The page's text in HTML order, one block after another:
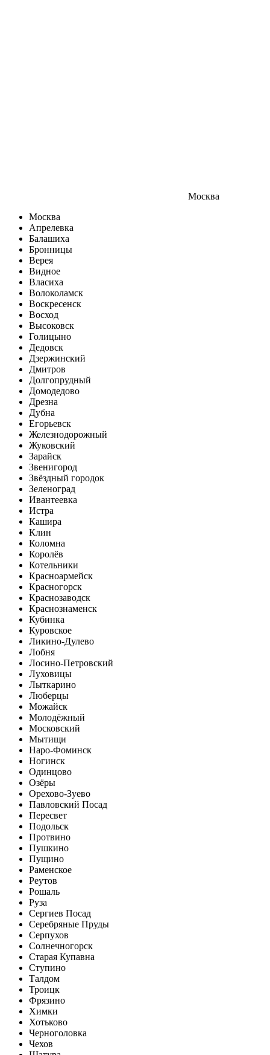
Москва
Москва
Апрелевка
Балашиха
Бронницы
Верея
Видное
Власиха
Волоколамск
Воскресенск
Восход
Высоковск
Голицыно
Дедовск
Дзержинский
Дмитров
Долгопрудный
Домодедово
Дрезна
Дубна
Егорьевск
Железнодорожный
Жуковский
Зарайск
Звенигород
Звёздный городок
Зеленоград
Ивантеевка
Истра
Кашира
Клин
Коломна
Королёв
Котельники
Красноармейск
Красногорск
Краснозаводск
Краснознаменск
Кубинка
Куровское
Ликино-Дулево
Лобня
Лосино-Петровский
Луховицы
Лыткарино
Люберцы
Можайск
Молодёжный
Московский
Мытищи
Наро-Фоминск
Ногинск
Одинцово
Озёры
Орехово-Зуево
Павловский Посад
Пересвет
Подольск
Протвино
Пушкино
Пущино
Раменское
Реутов
Рошаль
Руза
Сергиев Посад
Серебряные Пруды
Серпухов
Солнечногорск
Старая Купавна
Ступино
Талдом
Троицк
Фрязино
Химки
Хотьково
Черноголовка
Чехов